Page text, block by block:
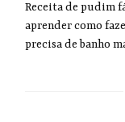
Receita de pudim
aprender como
precisa de banho